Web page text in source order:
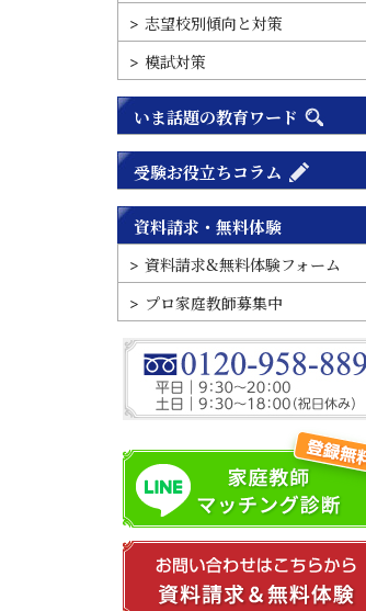
志望校別傾向と対策
模試対策
いま話題の教育ワード
受験お役立ちコラム
資料請求・無料体験
資料請求&無料体験フォーム
プロ家庭教師募集中